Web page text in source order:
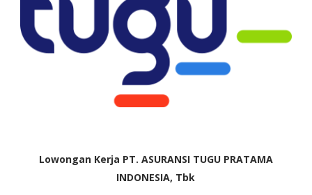
Lowongan Kerja PT. ASURANSI TUGU PRATAMA
INDONESIA, Tbk